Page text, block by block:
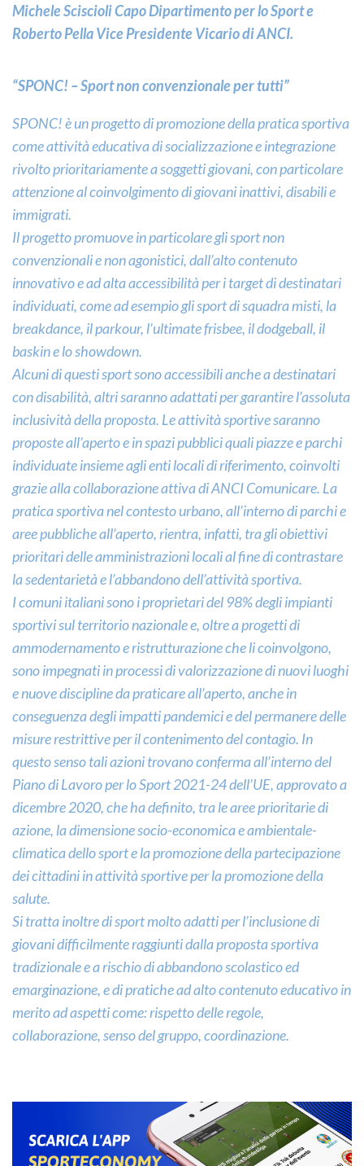
Michele Sciscioli Capo Dipartimento per lo Sport e
Roberto Pella Vice Presidente Vicario di ANCI.
“SPONC! – Sport non convenzionale per tutti”
SPONC! è un progetto di promozione della pratica sportiva
come attività educativa di socializzazione e integrazione
rivolto prioritariamente a soggetti giovani, con particolare
attenzione al coinvolgimento di giovani inattivi, disabili e
immigrati.
Il progetto promuove in particolare gli sport non
convenzionali e non agonistici, dall’alto contenuto
innovativo e ad alta accessibilità per i target di destinatari
individuati, come ad esempio gli sport di squadra misti, la
breakdance, il parkour, l’ultimate frisbee, il dodgeball, il
baskin e lo showdown.
Alcuni di questi sport sono accessibili anche a destinatari
con disabilità, altri saranno adattati per garantire l’assoluta
inclusività della proposta. Le attività sportive saranno
proposte all’aperto e in spazi pubblici quali piazze e parchi
individuate insieme agli enti locali di riferimento, coinvolti
grazie alla collaborazione attiva di ANCI Comunicare. La
pratica sportiva nel contesto urbano, all’interno di parchi e
aree pubbliche all’aperto, rientra, infatti, tra gli obiettivi
prioritari delle amministrazioni locali al fine di contrastare
la sedentarietà e l’abbandono dell’attività sportiva.
I comuni italiani sono i proprietari del 98% degli impianti
sportivi sul territorio nazionale e, oltre a progetti di
ammodernamento e ristrutturazione che li coinvolgono,
sono impegnati in processi di valorizzazione di nuovi luoghi
e nuove discipline da praticare all’aperto, anche in
conseguenza degli impatti pandemici e del permanere delle
misure restrittive per il contenimento del contagio. In
questo senso tali azioni trovano conferma all’interno del
Piano di Lavoro per lo Sport 2021-24 dell’UE, approvato a
dicembre 2020, che ha definito, tra le aree prioritarie di
azione, la dimensione socio-economica e ambientale-
climatica dello sport e la promozione della partecipazione
dei cittadini in attività sportive per la promozione della
salute.
Si tratta inoltre di sport molto adatti per l’inclusione di
giovani difficilmente raggiunti dalla proposta sportiva
tradizionale e a rischio di abbandono scolastico ed
emarginazione, e di pratiche ad alto contenuto educativo in
merito ad aspetti come: rispetto delle regole,
collaborazione, senso del gruppo, coordinazione.